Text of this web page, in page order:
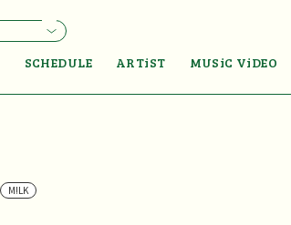
SCHEDULE ARTiST MUSiC ViDEO
M!LK